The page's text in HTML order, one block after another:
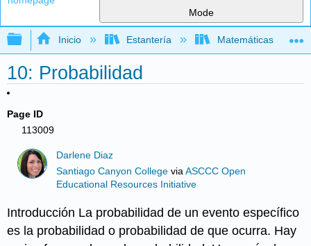
Mode
Expandir/contraer jerarquía global
Inicio Estantería Matemáticas
10: Probabilidad
Page ID
113009
Darlene Diaz
Santiago Canyon College viaASCCC Open
Educational Resources Initiative
Introducción La probabilidad de un evento específico
es la probabilidad o probabilidad de que ocurra. Hay